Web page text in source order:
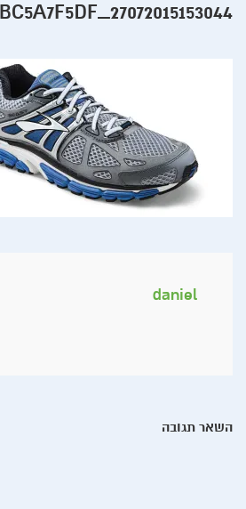
daniel
השאר תגובה